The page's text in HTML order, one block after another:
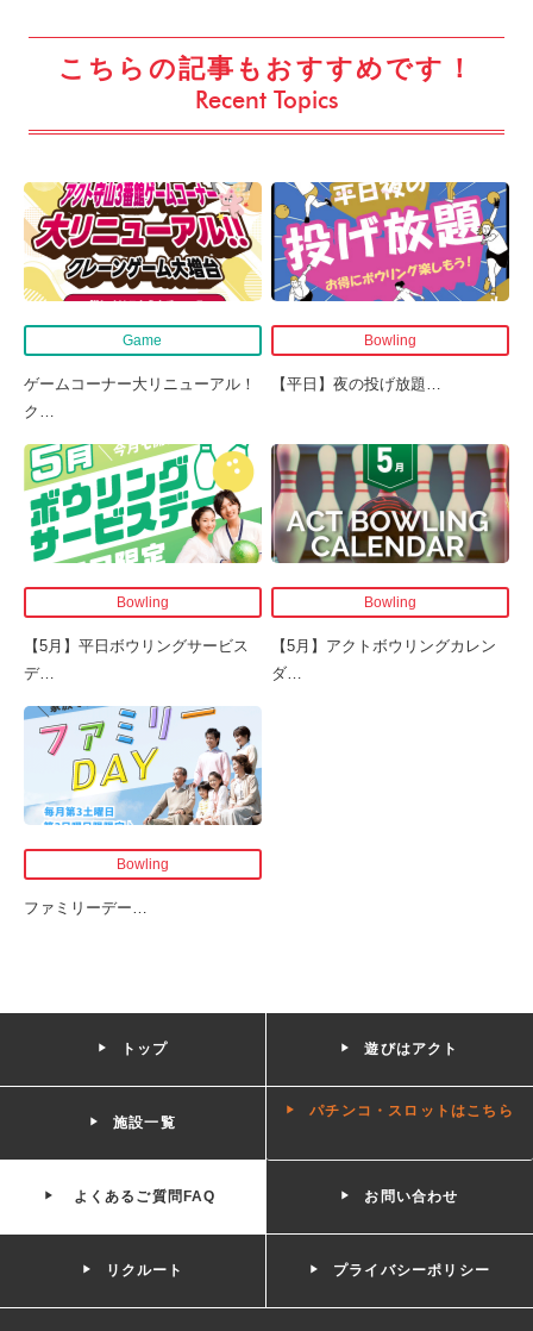
こちらの記事もおすすめです！
Recent Topics
Game
ゲームコーナー大リニューアル！
ク
Bowling
【平日】夜の投げ放題
Bowling
【5月】平日ボウリングサービス
デ…
Bowling
【5月】アクトボウリングカレン
ダ
Bowling
ファミリーデー…
トップ 遊びはアクト
施設一覧
パチンコ・スロットはこちら
よくあるご質問FAQ お問い合わせ
リクルート プライバシーポリシー